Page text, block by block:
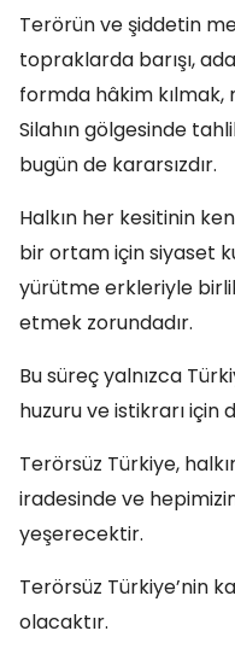
Terörün ve şiddetin
topraklarda barışı,
formda hâkim
Silahın gölgesinde
bugün de kararsızdır.
Halkın her kesitinin
bir ortam için siyaset
yürütme erkleriyle
etmek zorundadır.
Bu süreç yalnızca
huzuru ve istikrarı için
Terörsüz Türkiye,
iradesinde ve
yeşerecektir.
Terörsüz Türkiye’nin
olacaktır.